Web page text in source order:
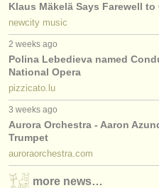
Klaus Mäkelä Says Farewell
newcity music
2 weeks ago
Polina Lebedieva named
National Opera
pizzicato.lu
3 weeks ago
Aurora Orchestra - Aaron
Trumpet
auroraorchestra.com
more news…